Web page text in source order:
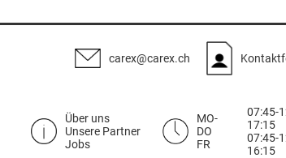
carex@carex.ch
Über uns
Unsere Partner
Jobs
MO-
DO
FR
07:45-
17:15
07:45-
16:15